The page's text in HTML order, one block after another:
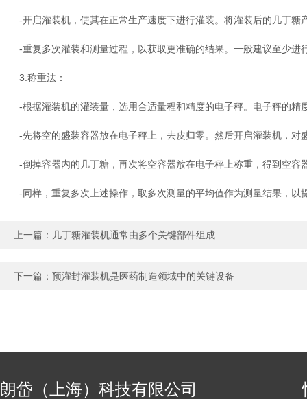
-开启灌装机，使其在正常生产速度下进行灌装。将灌装后的几丁糖
-重复多次灌装和测量过程，以获取更准确的结果。一般建议至少进
3.称重法：
-根据灌装机的灌装量，选用合适量程和精度的电子秤。电子秤的精
-先将空的盛装容器放在电子秤上，去皮归零。然后开启灌装机，对
-倒掉容器内的几丁糖，再次将空容器放在电子秤上称重，得到空容
-同样，重复多次上述操作，取多次测量的平均值作为测量结果，以
上一篇： 几丁糖灌装机通常由多个关键部件组成
下一篇： 预灌封灌装机是医药制造领域中的关键设备
朗岱（上海）科技有限公司